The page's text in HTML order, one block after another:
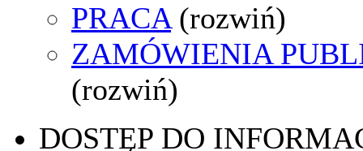
PRACA (rozwiń)
ZAMÓWIENIA
(rozwiń)
DOSTĘP DO